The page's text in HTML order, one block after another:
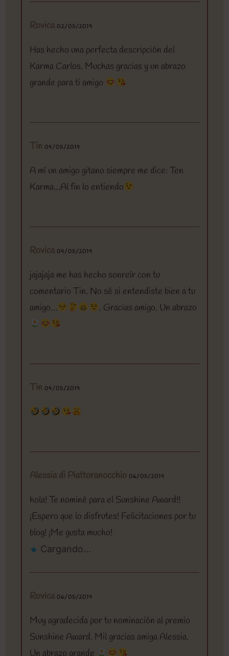
Rovica 02/05/2019
Has hecho una perfecta descripción del
Karma Carlos. Muchas gracias y un abrazo
grande para ti amigo
Tin 04/05/2019
A mí un amigo gitano siempre me dice: Ten
Karma…Al fin lo entiendo
Rovica 04/05/2019
jajajaja me has hecho sonreír con tu
comentario Tin. No sé si entendiste bien a tu
amigo…
. Gracias amigo. Un abrazo
Tin 04/05/2019
Alessia di Piattoranocchio 06/05/2019
hola! Te nominé para el Sunshine Award!!
¡Espero que lo disfrutes! Felicitaciones por tu
blog! ¡Me gusta mucho!
Cargando...
Rovica 06/05/2019
Muy agradecida por tu nominación al premio
Sunshine Award. Mil gracias amiga Alessia.
Un abrazo grande